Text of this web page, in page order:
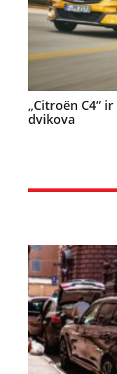
„Citroën C4“
dvikova